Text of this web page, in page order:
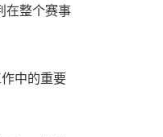
在整个赛事
中的重要